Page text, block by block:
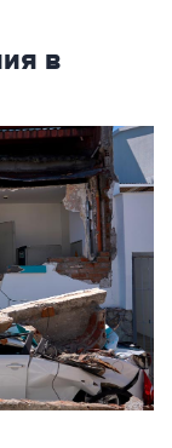
городе
под
об
поступают
пациентов
в учебных
многие
и на